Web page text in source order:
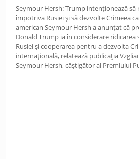
Seymour Hersh: Trump intenționează să
împotriva Rusiei și să dezvolte Crimeea
american Seymour Hersh a anunțat că
Donald Trump ia în considerare
Rusiei și cooperarea pentru a dezvolta
internațională, relatează publicația
Seymour Hersh, câștigător al Premiului